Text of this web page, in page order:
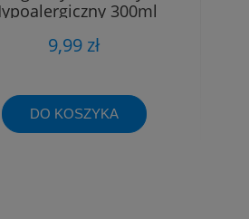
300ml
9,99 zł
DO KOSZYKA